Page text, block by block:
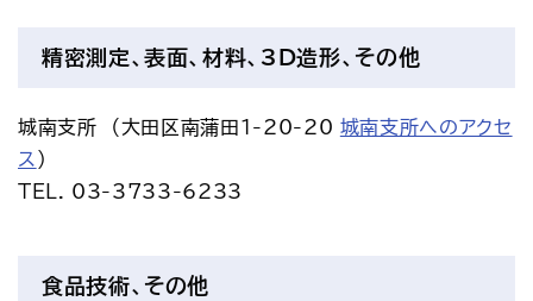
精密測定、表面、材料、3D造形、その他
城南支所　（大田区南蒲田1-20-20 城南支所へのアクセ
ス ）
TEL. 03-3733-6233
食品技術、その他